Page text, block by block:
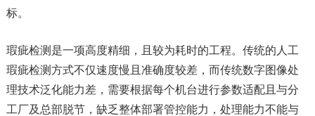
标。
瑕疵检测是一项高度精细，且较为耗时的工程。传统的人工
瑕疵检测方式不仅速度慢且准确度较差，而传统数字图像处
理技术泛化能力差，需要根据每个机台进行参数适配且与分
工厂及总部脱节，缺乏整体部署管控能力，处理能力不能与